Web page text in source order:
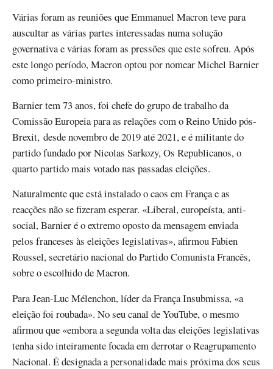
Várias foram as reuniões que Emmanuel Macron teve para
auscultar as várias partes interessadas numa solução
governativa e várias foram as pressões que este sofreu. Após
este longo período, Macron optou por nomear Michel Barnier
como primeiro-ministro.
Barnier tem 73 anos, foi chefe do grupo de trabalho da
Comissão Europeia para as relações com o Reino Unido pós-
Brexit, desde novembro de 2019 até 2021, e é militante do
partido fundado por Nicolas Sarkozy, Os Republicanos, o
quarto partido mais votado nas passadas eleições.
Naturalmente que está instalado o caos em França e as
reacções não se fizeram esperar. «Liberal, europeísta, anti-
social, Barnier é o extremo oposto da mensagem enviada
pelos franceses às eleições legislativas», afirmou Fabien
Roussel, secretário nacional do Partido Comunista Francês,
sobre o escolhido de Macron.
Para Jean-Luc Mélenchon, líder da França Insubmissa, «a
eleição foi roubada». No seu canal de YouTube, o mesmo
afirmou que «embora a segunda volta das eleições legislativas
tenha sido inteiramente focada em derrotar o Reagrupamento
Nacional. É designada a personalidade mais próxima dos seus